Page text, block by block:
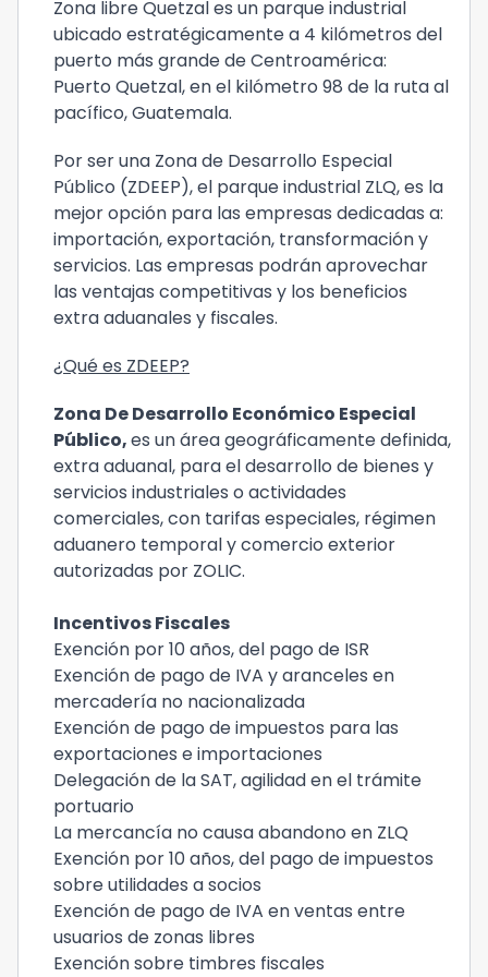
Zona libre Quetzal es un parque industrial
ubicado estratégicamente a 4 kilómetros del
puerto más grande de Centroamérica:
Puerto Quetzal, en el kilómetro 98 de la ruta al
pacífico, Guatemala.
Por ser una Zona de Desarrollo Especial
Público (ZDEEP), el parque industrial ZLQ, es la
mejor opción para las empresas dedicadas a:
importación, exportación, transformación y
servicios. Las empresas podrán aprovechar
las ventajas competitivas y los beneficios
extra aduanales y fiscales.
¿Qué es ZDEEP?
Zona De Desarrollo Económico Especial
Público,es un área geográficamente definida,
extra aduanal, para el desarrollo de bienes y
servicios industriales o actividades
comerciales, con tarifas especiales, régimen
aduanero temporal y comercio exterior
autorizadas por ZOLIC.
Incentivos Fiscales
Exención por 10 años, del pago de ISR
Exención de pago de IVA y aranceles en
mercadería no nacionalizada
Exención de pago de impuestos para las
exportaciones e importaciones
Delegación de la SAT, agilidad en el trámite
portuario
La mercancía no causa abandono en ZLQ
Exención por 10 años, del pago de impuestos
sobre utilidades a socios
Exención de pago de IVA en ventas entre
usuarios de zonas libres
Exención sobre timbres fiscales